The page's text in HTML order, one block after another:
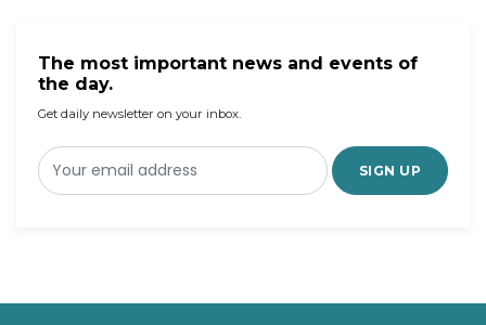
The most important news and events of
the day.
Get daily newsletter on your inbox.
SIGN UP